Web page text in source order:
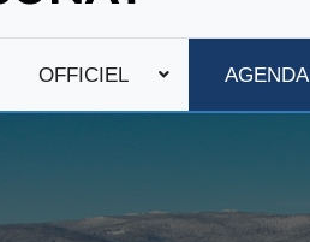
OFFICIEL AGENDA